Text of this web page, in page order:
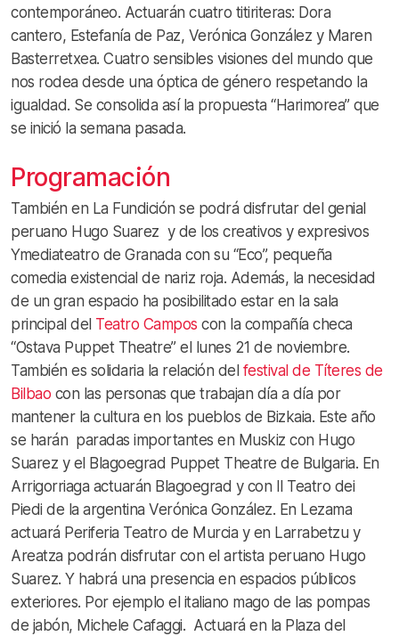
contemporáneo. Actuarán cuatro titiriteras: Dora
cantero, Estefanía de Paz, Verónica González y Maren
Basterretxea. Cuatro sensibles visiones del mundo que
nos rodea desde una óptica de género respetando la
igualdad. Se consolida así la propuesta “Harimorea” que
se inició la semana pasada.
Programación
También en La Fundición se podrá disfrutar del genial
peruano Hugo Suarez y de los creativos y expresivos
Ymediateatro de Granada con su “Eco”, pequeña
comedia existencial de nariz roja. Además, la necesidad
de un gran espacio ha posibilitado estar en la sala
principal del Teatro Campos con la compañía checa
“Ostava Puppet Theatre” el lunes 21 de noviembre.
También es solidaria la relación del festival de Títeres de
Bilbao con las personas que trabajan día a día por
mantener la cultura en los pueblos de Bizkaia. Este año
se harán paradas importantes en Muskiz con Hugo
Suarez y el Blagoegrad Puppet Theatre de Bulgaria. En
Arrigorriaga actuarán Blagoegrad y con Il Teatro dei
Piedi de la argentina Verónica González. En Lezama
actuará Periferia Teatro de Murcia y en Larrabetzu y
Areatza podrán disfrutar con el artista peruano Hugo
Suarez. Y habrá una presencia en espacios públicos
exteriores. Por ejemplo el italiano mago de las pompas
de jabón, Michele Cafaggi. Actuará en la Plaza del